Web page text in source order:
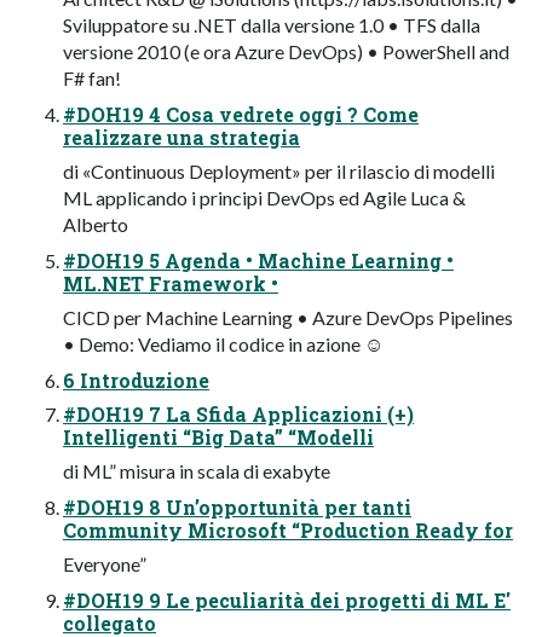
Sviluppatore su .NET dalla versione 1.0 • TFS dalla
versione 2010 (e ora Azure DevOps) • PowerShell and
F# fan!
#DOH19 4 Cosa vedrete oggi ? Come
realizzare una strategia
di «Continuous Deployment» per il rilascio di modelli
ML applicando i principi DevOps ed Agile Luca &
Alberto
#DOH19 5 Agenda • Machine Learning •
ML.NET Framework •
CICD per Machine Learning • Azure DevOps Pipelines
• Demo: Vediamo il codice in azione ☺
6 Introduzione
#DOH19 7 La Sfida Applicazioni (+)
Intelligenti “Big Data” “Modelli
di ML” misura in scala di exabyte
#DOH19 8 Un’opportunità per tanti
Community Microsoft “Production Ready for
Everyone”
#DOH19 9 Le peculiarità dei progetti di ML E'
collegato